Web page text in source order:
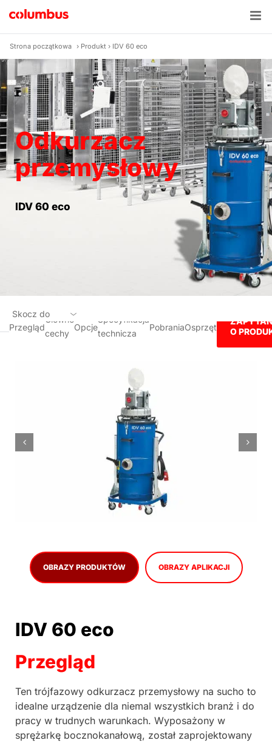
content
Strona początkowa › Produkt › IDV 60 eco
Odkurzacz
przemysłowy
IDV 60 eco
Przegląd
Główne
cechy
Opcje
Specyfikacja
technicza
PobraniaOsprzęt
O
Skocz do
Przegląd
Pobrania
ZAPYTANIE O PRODUKT
OBRAZY PRODUKTÓW OBRAZY APLIKACJI
IDV 60 eco
Przegląd
Ten trójfazowy odkurzacz przemysłowy na sucho to
idealne urządzenie dla niemal wszystkich branż i do
pracy w trudnych warunkach. Wyposażony w
sprężarkę bocznokanałową, został zaprojektowany